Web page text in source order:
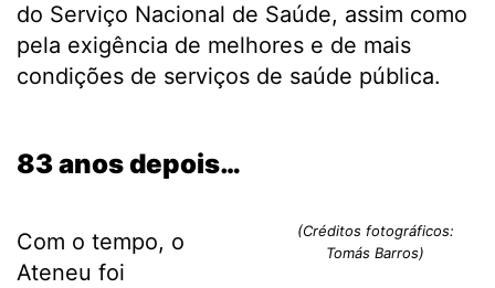
do Serviço Nacional de Saúde, assim como
pela exigência de melhores e de mais
condições de serviços de saúde pública.
83 anos depois…
(Créditos fotográficos:
Tomás Barros)
Com o tempo, o
Ateneu foi